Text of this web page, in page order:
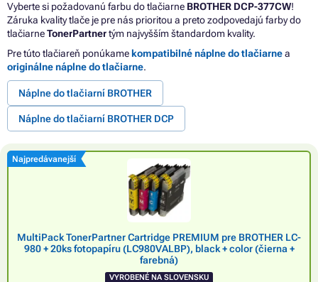
Vyberte si požadovanú farbu do tlačiarne BROTHER DCP-377CW!
Záruka kvality tlače je pre nás prioritou a preto zodpovedajú farby do
tlačiarneTonerPartnertým najvyšším štandardom kvality.
Pre túto tlačiareň ponúkame kompatibilné náplne do tlačiarnea
originálne náplne do tlačiarne.
Náplne do tlačiarní BROTHER
Náplne do tlačiarní BROTHER DCP
Najpredávanejší
MultiPack TonerPartner Cartridge PREMIUM pre BROTHER LC-
980 + 20ks fotopapíru (LC980VALBP), black + color (čierna +
farebná)
VYROBENÉ NA SLOVENSKU